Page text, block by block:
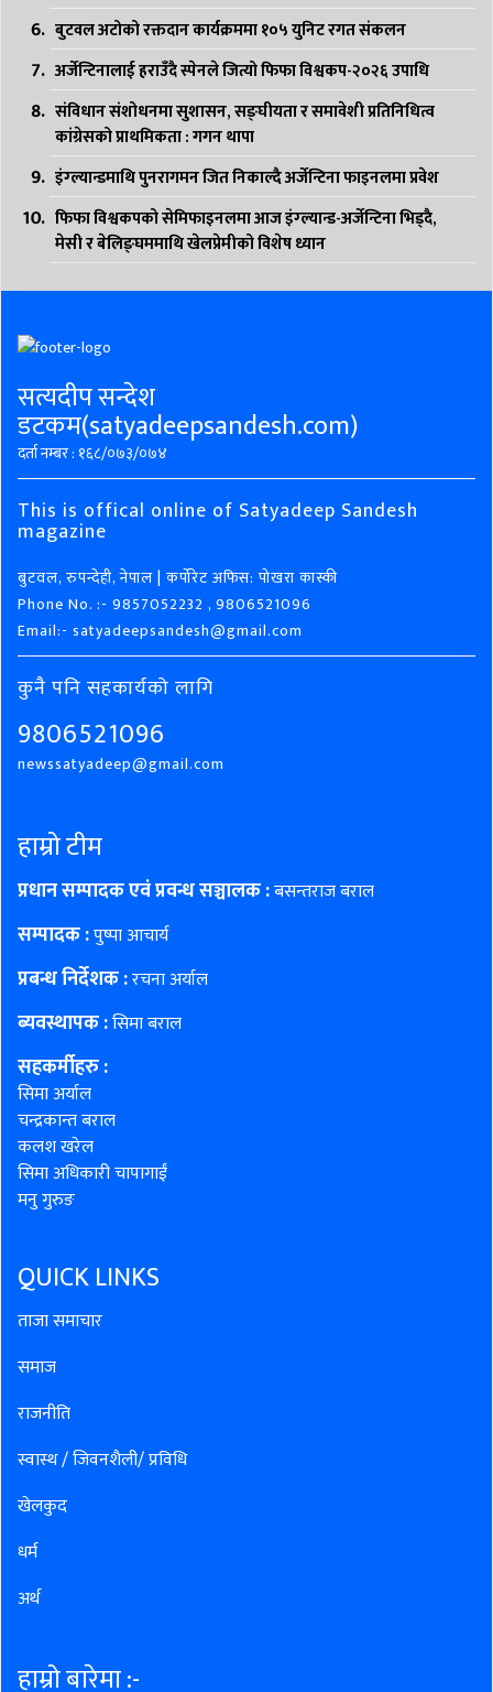
बुटवल अटोको रक्तदान कार्यक्रममा १०५ युनिट रगत संकलन
अर्जेन्टिनालाई हराउँदै स्पेनले जित्यो फिफा विश्वकप-२०२६ उपाधि
संविधान संशोधनमा सुशासन, सङ्घीयता र समावेशी प्रतिनिधित्व
कांग्रेसको प्राथमिकता : गगन थापा
इंग्ल्यान्डमाथि पुनरागमन जित निकाल्दै अर्जेन्टिना फाइनलमा प्रवेश
फिफा विश्वकपको सेमिफाइनलमा आज इंग्ल्यान्ड-अर्जेन्टिना भिड्दै,
मेसी र बेलिङ्घममाथि खेलप्रेमीको विशेष ध्यान
सत्यदीप सन्देश
डटकम(satyadeepsandesh.com)
दर्ता नम्बर : १६८/०७३/०७४
This is offical online of Satyadeep Sandesh
magazine
बुटवल, रुपन्देही, नेपाल | कर्पोरेट अफिस: पोखरा कास्की
Phone No. :- 9857052232 , 9806521096
Email:- satyadeepsandesh@gmail.com
कुनै पनि सहकार्यको लागि
9806521096
newssatyadeep@gmail.com
हाम्रो टीम
प्रधान सम्पादक एवं प्रवन्ध सञ्चालक :बसन्तराज बराल
सम्पादक :पुष्पा आचार्य
प्रबन्ध निर्देशक :रचना अर्याल
ब्यवस्थापक :सिमा बराल
सहकर्मीहरु:
सिमा अर्याल
चन्द्रकान्त बराल
कलश खरेल
सिमा अधिकारी चापागाईं
मनु गुरुङ
QUICK LINKS
ताजा समाचार
समाज
राजनीति
स्वास्थ / जिवनशैली/ प्रविधि
खेलकुद
धर्म
अर्थ
हाम्रो बारेमा :-